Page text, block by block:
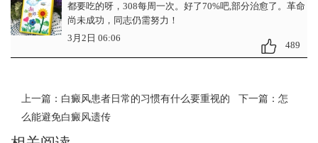
都要吃的呀，308每周一次。好了70%吧,部分治愈了。革命
尚未成功，同志仍需努力！
3月2日 06:06
489
上一篇： 白癜风患者日常的习惯有什么要重视的 下一篇： 怎
么能避免白癜风遗传